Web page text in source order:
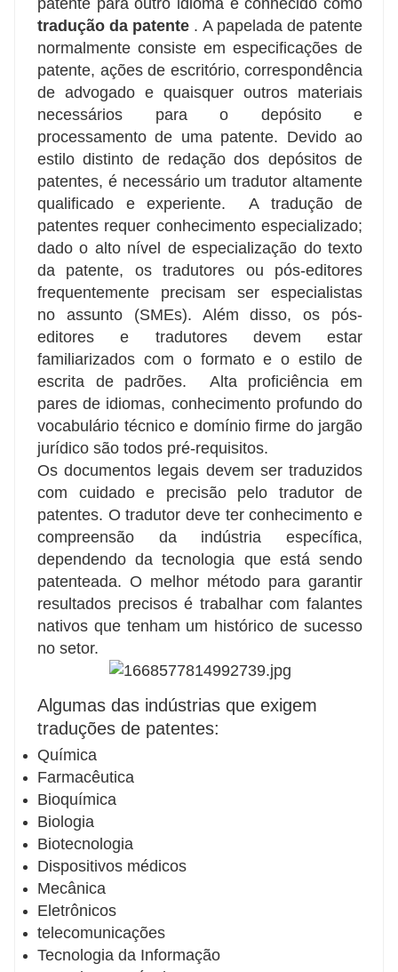
tradução da patente . A papelada de patente
normalmente consiste em especificações de
patente, ações de escritório, correspondência
de advogado e quaisquer outros materiais
necessários para o depósito e
processamento de uma patente. Devido ao
estilo distinto de redação dos depósitos de
patentes, é necessário um tradutor altamente
qualificado e experiente. A tradução de
patentes requer conhecimento especializado;
dado o alto nível de especialização do texto
da patente, os tradutores ou pós-editores
frequentemente precisam ser especialistas
no assunto (SMEs). Além disso, os pós-
editores e tradutores devem estar
familiarizados com o formato e o estilo de
escrita de padrões. Alta proficiência em
pares de idiomas, conhecimento profundo do
vocabulário técnico e domínio firme do jargão
jurídico são todos pré-requisitos.
Os documentos legais devem ser traduzidos
com cuidado e precisão pelo tradutor de
patentes. O tradutor deve ter conhecimento e
compreensão da indústria específica,
dependendo da tecnologia que está sendo
patenteada. O melhor método para garantir
resultados precisos é trabalhar com falantes
nativos que tenham um histórico de sucesso
no setor.
Algumas das indústrias que exigem
traduções de patentes:
Química
Farmacêutica
Bioquímica
Biologia
Biotecnologia
Dispositivos médicos
Mecânica
Eletrônicos
telecomunicações
Tecnologia da Informação